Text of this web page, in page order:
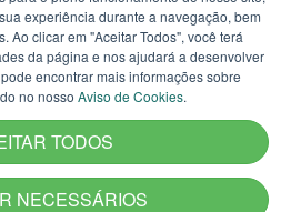
experiência durante a navegação, bem
Ao clicar em "Aceitar Todos", você terá
da página e nos ajudará a desenvolver
encontrar mais informações sobre
no nosso Aviso de Cookies.
TODOS
NECESSÁRIOS